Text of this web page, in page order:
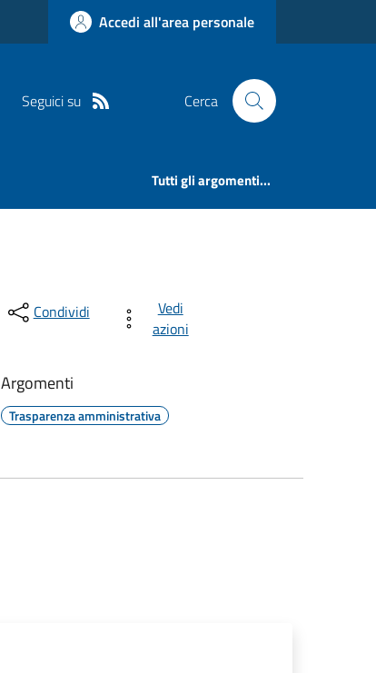
Accedi all'area personale
Seguici su Cerca
Tutti gli argomenti...
Condividi
Vedi
azioni
Argomenti
Trasparenza amministrativa